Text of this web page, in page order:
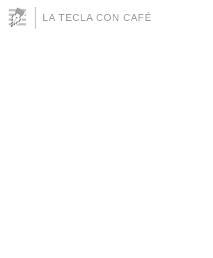
LA TECLA CON CAFÉ